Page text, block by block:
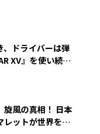
、ドライバーは弾
XV』を使い続け
旋風の真相！ 日本
レットが世界を席